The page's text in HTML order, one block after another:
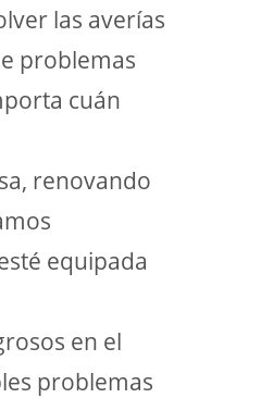
las averías
problemas
cuán
renovando
equipada
en el
problemas